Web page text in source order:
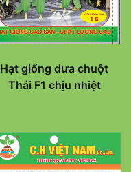
Hạt giống dưa chuột
Thái F1 chịu nhiệt